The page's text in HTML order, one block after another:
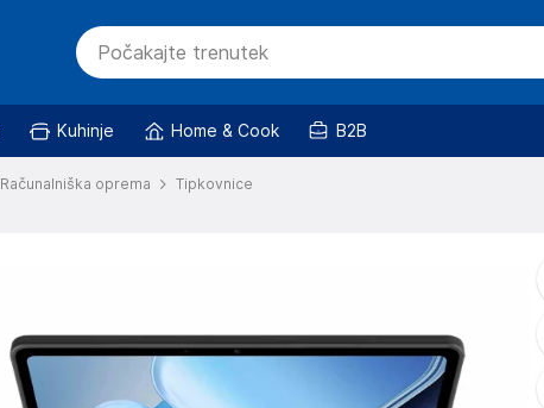
Kuhinje Home & Cook B2B
Računalniška oprema Tipkovnice